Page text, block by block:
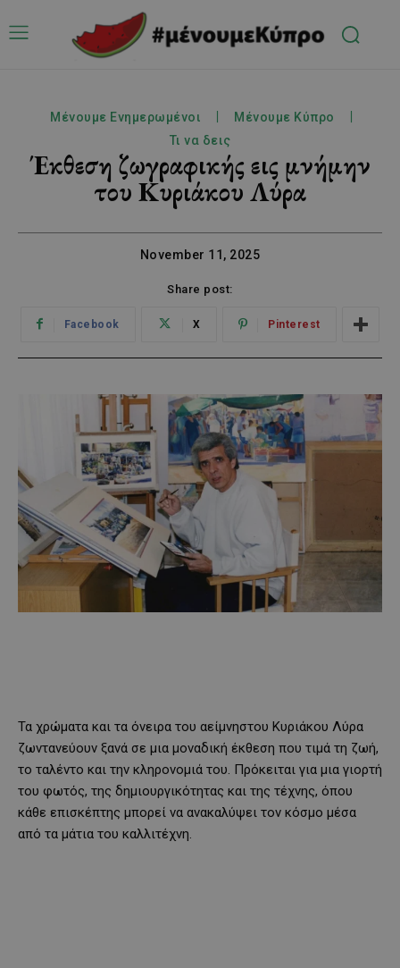
Μένουμε Ενημερωμένοι
Μένουμε Κύπρο
Τι να δεις
Έκθεση ζωγραφικής εις μνήμην
του Κυριάκου Λύρα
November 11, 2025
Share post:
Facebook X Pinterest
Τα χρώματα και τα όνειρα του αείμνηστου Κυριάκου Λύρα
ζωντανεύουν ξανά σε μια μοναδική έκθεση που τιμά τη ζωή,
το ταλέντο και την κληρονομιά του. Πρόκειται για μια γιορτή
του φωτός, της δημιουργικότητας και της τέχνης, όπου
κάθε επισκέπτης μπορεί να ανακαλύψει τον κόσμο μέσα
από τα μάτια του καλλιτέχνη.